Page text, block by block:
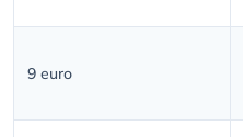
9 euro